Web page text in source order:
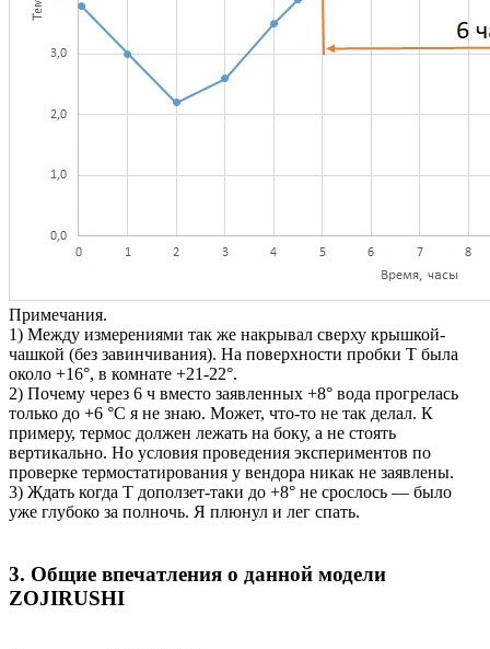
Примечания.
1) Между измерениями так же накрывал сверху крышкой-
чашкой (без завинчивания). На поверхности пробки Т была
около +16°, в комнате +21-22°.
2) Почему через 6 ч вместо заявленных +8° вода прогрелась
только до +6 °C я не знаю. Может, что-то не так делал. К
примеру, термос должен лежать на боку, а не стоять
вертикально. Но условия проведения экспериментов по
проверке термостатирования у вендора никак не заявлены.
3) Ждать когда Т доползет-таки до +8° не срослось — было
уже глубоко за полночь. Я плюнул и лег спать.
3. Общие впечатления о данной модели
ZOJIRUSHI